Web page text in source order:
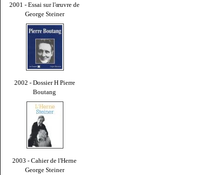
2001 - Essai sur l'œuvre de
George Steiner
2002 - Dossier H Pierre
Boutang
2003 - Cahier de l'Herne
George Steiner